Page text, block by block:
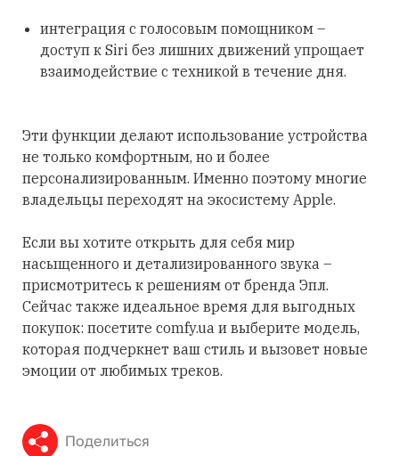
интеграция с голосовым помощником –
доступ к Siri без лишних движений упрощает
взаимодействие с техникой в течение дня.
Эти функции делают использование устройства
не только комфортным, но и более
персонализированным. Именно поэтому многие
владельцы переходят на экосистему Apple.
Если вы хотите открыть для себя мир
насыщенного и детализированного звука –
присмотритесь к решениям от бренда Эпл.
Сейчас также идеальное время для выгодных
покупок: посетите comfy.ua и выберите модель,
которая подчеркнет ваш стиль и вызовет новые
эмоции от любимых треков.
Поделиться